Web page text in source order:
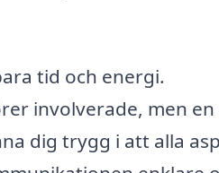
tid och energi.
involverade, men en
dig trygg i att alla